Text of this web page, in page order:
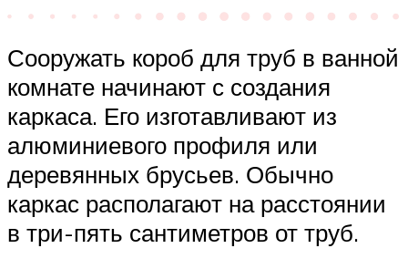
Сооружать короб для труб в ванной
комнате начинают с создания
каркаса. Его изготавливают из
алюминиевого профиля или
деревянных брусьев. Обычно
каркас располагают на расстоянии
в три-пять сантиметров от труб.